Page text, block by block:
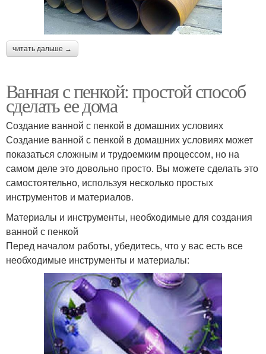
читать дальше →
Ванная с пенкой: простой способ
сделать ее дома
Создание ванной с пенкой в домашних условиях
Создание ванной с пенкой в домашних условиях может
показаться сложным и трудоемким процессом, но на
самом деле это довольно просто. Вы можете сделать это
самостоятельно, используя несколько простых
инструментов и материалов.
Материалы и инструменты, необходимые для создания
ванной с пенкой
Перед началом работы, убедитесь, что у вас есть все
необходимые инструменты и материалы: